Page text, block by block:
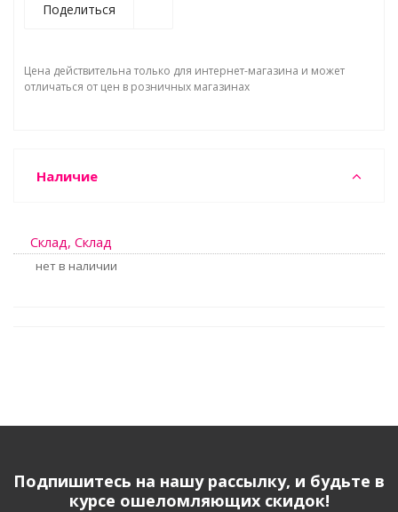
Поделиться
Цена действительна только для интернет-магазина и может
отличаться от цен в розничных магазинах
Наличие
Склад, Склад
Нет в наличии
Подпишитесь на нашу рассылку, и будьте в
курсе ошеломляющих скидок!